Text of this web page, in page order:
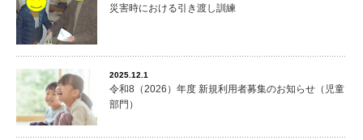
災害時における引き渡し訓練
2025.12.1
令和8（2026）年度 新規利用者募集のお知らせ（児童
部門）